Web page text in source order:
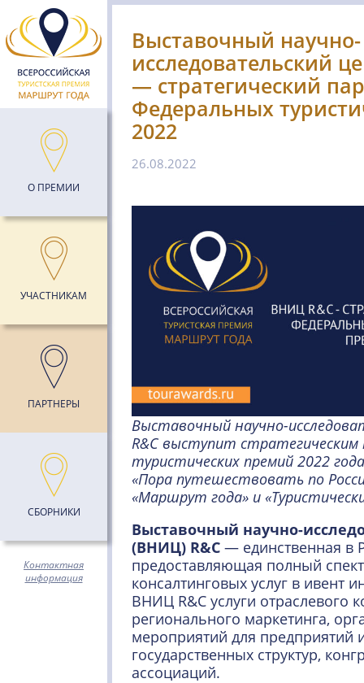
О ПРЕМИИ
УЧАСТНИКАМ
ПАРТНЕРЫ
СБОРНИКИ
Контактная
информация
Выставочный научно-
исследовательский
— стратегический
Федеральных
2022
26.08.2022
Выставочный научно-
R&C выступит
туристических премий 2022
«Пора путешествовать по
«Маршрут года» и
Выставочный научно-
(ВНИЦ) R&C — единственная в
предоставляющая полный
консалтинговых услуг в ивент
ВНИЦ R&C услуги отраслевого
регионального маркетинга,
мероприятий для предприятий
государственных структур,
ассоциаций.